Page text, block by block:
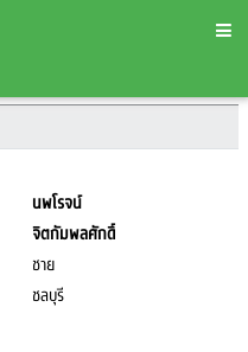
นพโรจน์
จิตกัมพลศักดิ์
ชาย
ชลบุรี